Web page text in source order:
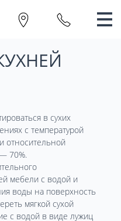
в сухих
с температурой
относительной
70%.
мебели с водой и
воды на поверхность
мягкой сухой
с водой в виде лужиц